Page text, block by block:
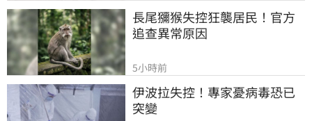
長尾獼猴失控狂襲居民！官方
追查異常原因
5小時前
伊波拉失控！專家憂病毒恐已
突變